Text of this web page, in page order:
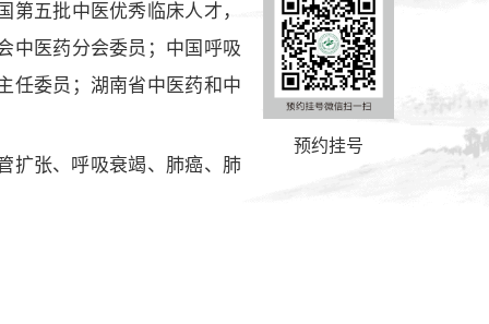
预约挂号
五批中医优秀临床人才，
中医药分会委员；中国呼吸
任委员；湖南省中医药和中
扩张、呼吸衰竭、肺癌、肺